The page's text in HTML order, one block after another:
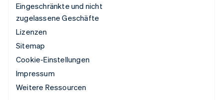
Eingeschränkte und nicht
zugelassene Geschäfte
Lizenzen
Sitemap
Cookie-Einstellungen
Impressum
Weitere Ressourcen